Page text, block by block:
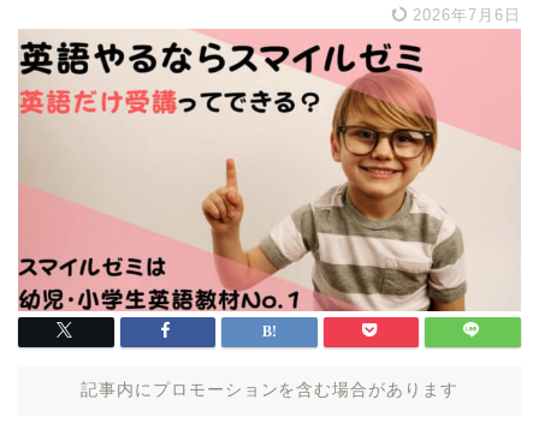
2026年7月6日
記事内にプロモーションを含む場合があります